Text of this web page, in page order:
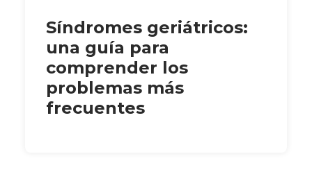
Síndromes geriátricos:
una guía para
comprender los
problemas más
frecuentes